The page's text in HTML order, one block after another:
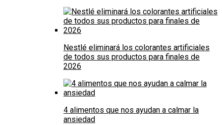
Nestlé eliminará los colorantes artificiales
de todos sus productos para finales de
2026
4 alimentos que nos ayudan a calmar la
ansiedad